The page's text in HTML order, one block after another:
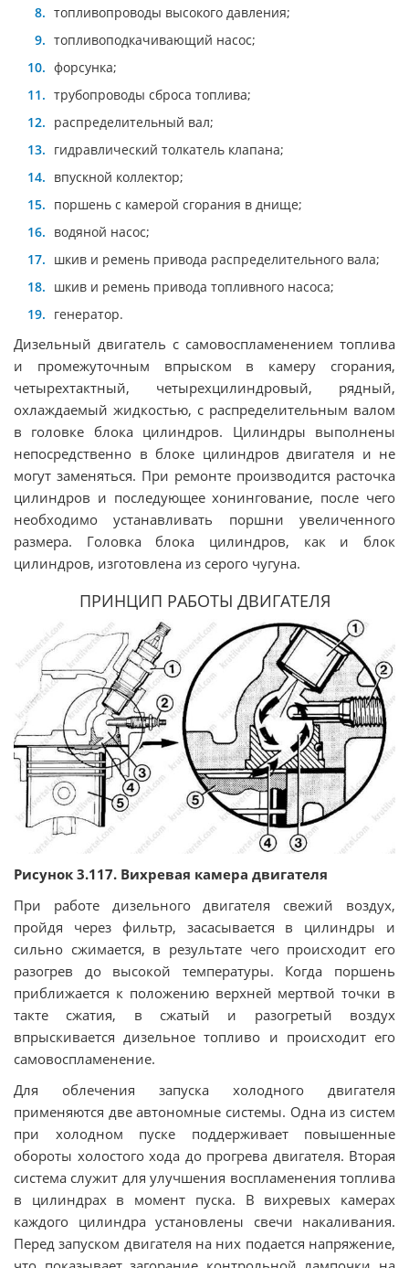
топливопроводы высокого давления;
топливоподкачивающий насос;
форсунка;
трубопроводы сброса топлива;
распределительный вал;
гидравлический толкатель клапана;
впускной коллектор;
поршень с камерой сгорания в днище;
водяной насос;
шкив и ремень привода распределительного вала;
шкив и ремень привода топливного насоса;
генератор.
Дизельный двигатель с самовоспламенением топлива
и промежуточным впрыском в камеру сгорания,
четырехтактный, четырехцилиндровый, рядный,
охлаждаемый жидкостью, с распределительным валом
в головке блока цилиндров. Цилиндры выполнены
непосредственно в блоке цилиндров двигателя и не
могут заменяться. При ремонте производится расточка
цилиндров и последующее хонингование, после чего
необходимо устанавливать поршни увеличенного
размера. Головка блока цилиндров, как и блок
цилиндров, изготовлена из серого чугуна.
ПРИНЦИП РАБОТЫ ДВИГАТЕЛЯ
Рисунок 3.117. Вихревая камера двигателя
При работе дизельного двигателя свежий воздух,
пройдя через фильтр, засасывается в цилиндры и
сильно сжимается, в результате чего происходит его
разогрев до высокой температуры. Когда поршень
приближается к положению верхней мертвой точки в
такте сжатия, в сжатый и разогретый воздух
впрыскивается дизельное топливо и происходит его
самовоспламенение.
Для облечения запуска холодного двигателя
применяются две автономные системы. Одна из систем
при холодном пуске поддерживает повышенные
обороты холостого хода до прогрева двигателя. Вторая
система служит для улучшения воспламенения топлива
в цилиндрах в момент пуска. В вихревых камерах
каждого цилиндра установлены свечи накаливания.
Перед запуском двигателя на них подается напряжение,